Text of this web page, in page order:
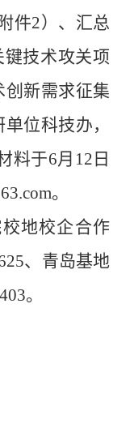
件2）、 汇总
技术攻关项
创新需求征集
位科技办，
料于6月 12 日
。
地校企合作
、青岛基地
。